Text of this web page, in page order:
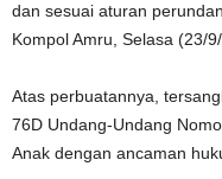
dan sesuai aturan
Kompol Amru, Selasa (23/9/
Atas perbuatannya,
76D Undang-Undang
Anak dengan ancaman